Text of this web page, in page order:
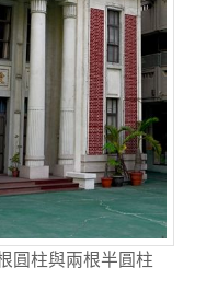
圓柱與兩根半圓柱